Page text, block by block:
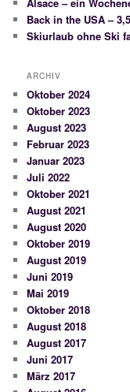
Alsace – ein
Back in the USA –
Skiurlaub ohne Ski
ARCHIV
Oktober 2024
Oktober 2023
August 2023
Februar 2023
Januar 2023
Juli 2022
Oktober 2021
August 2021
August 2020
Oktober 2019
August 2019
Juni 2019
Mai 2019
Oktober 2018
August 2018
August 2017
Juni 2017
März 2017